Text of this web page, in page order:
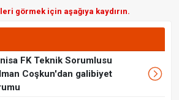
görmek için aşağıya kaydırın.
FK Teknik Sorumlusu
Coşkun'dan galibiyet